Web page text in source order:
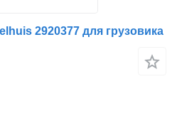
2920377 для грузовика